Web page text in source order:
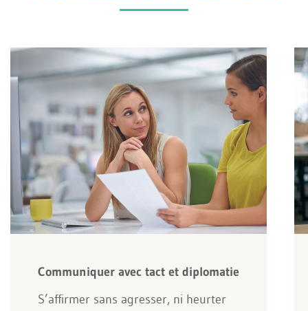
Communiquer avec tact et diplomatie
S’affirmer sans agresser, ni heurter